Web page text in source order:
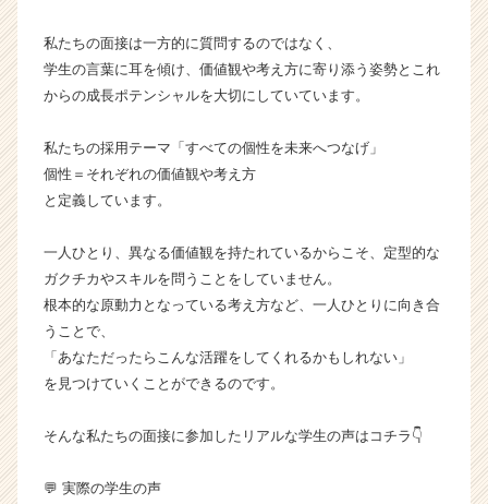
の
タ
イ
イ
ン】
ン
チ
ー・
長
企
か
私たちの面接は一方的に質問するのではなく、
学生の言葉に耳を傾け、価値観や考え方に寄り添う姿勢とこれ
からの成長ポテンシャルを大切にしていています。
私たちの採用テーマ「すべての個性を未来へつなげ」
個性＝それぞれの価値観や考え方
と定義しています。
一人ひとり、異なる価値観を持たれているからこそ、定型的な
ガクチカやスキルを問うことをしていません。
根本的な原動力となっている考え方など、一人ひとりに向き合
うことで、
「あなただったらこんな活躍をしてくれるかもしれない」
を見つけていくことができるのです。
そんな私たちの面接に参加したリアルな学生の声はコチラ👇
💬 実際の学生の声